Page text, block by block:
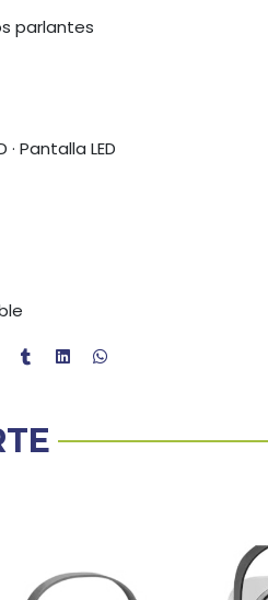
parlantes
Pantalla LED